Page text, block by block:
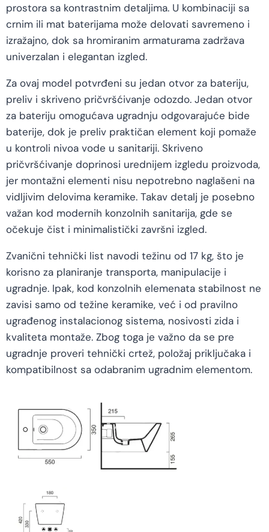
prostora sa kontrastnim detaljima. U kombinaciji sa
crnim ili mat baterijama može delovati savremeno i
izražajno, dok sa hromiranim armaturama zadržava
univerzalan i elegantan izgled.
Za ovaj model potvrđeni su jedan otvor za bateriju,
preliv i skriveno pričvršćivanje odozdo. Jedan otvor
za bateriju omogućava ugradnju odgovarajuće bide
baterije, dok je preliv praktičan element koji pomaže
u kontroli nivoa vode u sanitariji. Skriveno
pričvršćivanje doprinosi urednijem izgledu proizvoda,
jer montažni elementi nisu nepotrebno naglašeni na
vidljivim delovima keramike. Takav detalj je posebno
važan kod modernih konzolnih sanitarija, gde se
očekuje čist i minimalistički završni izgled.
Zvanični tehnički list navodi težinu od 17 kg, što je
korisno za planiranje transporta, manipulacije i
ugradnje. Ipak, kod konzolnih elemenata stabilnost ne
zavisi samo od težine keramike, već i od pravilno
ugrađenog instalacionog sistema, nosivosti zida i
kvaliteta montaže. Zbog toga je važno da se pre
ugradnje proveri tehnički crtež, položaj priključaka i
kompatibilnost sa odabranim ugradnim elementom.